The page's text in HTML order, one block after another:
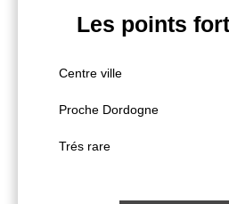
Les points
Centre ville
Proche Dordogne
Trés rare